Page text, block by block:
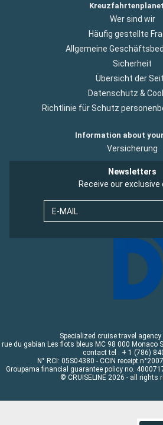
Wer sind wir
Häufig gestellte
Allgemeine
Sicherheit
Übersicht der
Datenschutz &
Richtlinie für Schutz
Information about
Versicherung
Newsletters
Receive our
E-MAIL
Specialized cruise travel agency
rue du gabian Les flots bleus MC 98 000 Monaco
contact tel : + 1 (786)
N° RCI: 05S04380 - CCIN receipt
Groupama financial guarantee policy no.
© CRUISELINE 2026 - all rights